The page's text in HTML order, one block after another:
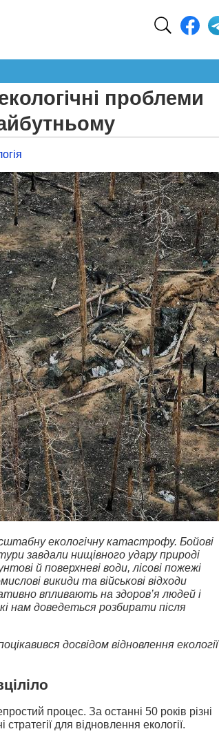
проблеми
екологічну катастрофу. Бойові
завдали нищівного удару природі
й поверхневі води, лісові пожежі
викиди та військові відходи
впливають на здоров’я людей і
нам доведеться розбирати після
досвідом відновлення екології
процес. За останні 50 років різні
для відновлення екології.